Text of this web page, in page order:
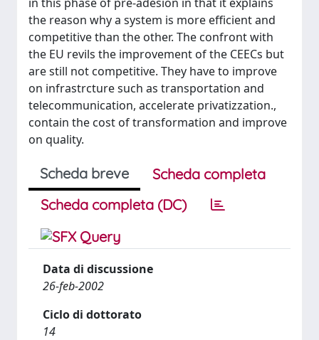
the reason why a system is more efficient and
competitive than the other. The confront with
the EU revils the improvement of the CEECs but
are still not competitive. They have to improve
on infrastrcture such as transportation and
telecommunication, accelerate privatizzation.,
contain the cost of transformation and improve
on quality.
Scheda breve
Scheda completa
Scheda completa (DC)
Data di discussione
26-feb-2002
Ciclo di dottorato
14